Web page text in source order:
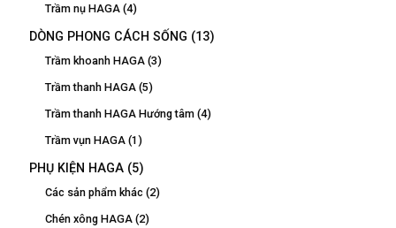
Trầm nụ HAGA (4)
DÒNG PHONG CÁCH SỐNG (13)
Trầm khoanh HAGA (3)
Trầm thanh HAGA (5)
Trầm thanh HAGA Hướng tâm (4)
Trầm vụn HAGA (1)
PHỤ KIỆN HAGA (5)
Các sản phẩm khác (2)
Chén xông HAGA (2)